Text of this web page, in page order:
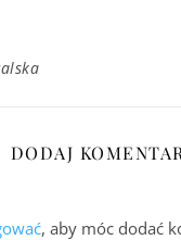
DODAJ
, aby móc dodać